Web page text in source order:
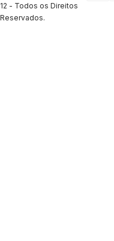
12 - Todos os Direitos
Reservados.